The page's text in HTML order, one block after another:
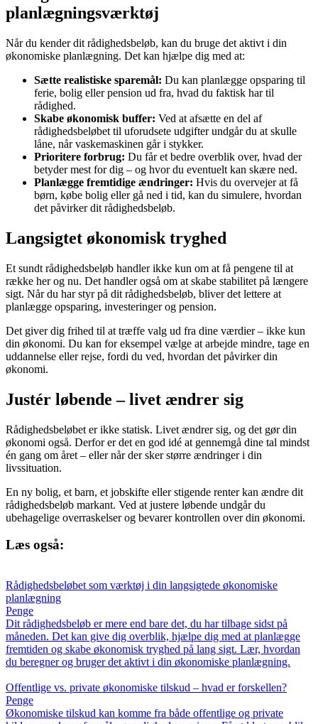
planlægningsværktøj
Når du kender dit rådighedsbeløb, kan du bruge det aktivt i din
økonomiske planlægning. Det kan hjælpe dig med at:
Sætte realistiske sparemål: Du kan planlægge opsparing til
ferie, bolig eller pension ud fra, hvad du faktisk har til
rådighed.
Skabe økonomisk buffer: Ved at afsætte en del af
rådighedsbeløbet til uforudsete udgifter undgår du at skulle
låne, når vaskemaskinen går i stykker.
Prioritere forbrug: Du får et bedre overblik over, hvad der
betyder mest for dig – og hvor du eventuelt kan skære ned.
Planlægge fremtidige ændringer: Hvis du overvejer at få
børn, købe bolig eller gå ned i tid, kan du simulere, hvordan
det påvirker dit rådighedsbeløb.
Langsigtet økonomisk tryghed
Et sundt rådighedsbeløb handler ikke kun om at få pengene til at
række her og nu. Det handler også om at skabe stabilitet på længere
sigt. Når du har styr på dit rådighedsbeløb, bliver det lettere at
planlægge opsparing, investeringer og pension.
Det giver dig frihed til at træffe valg ud fra dine værdier – ikke kun
din økonomi. Du kan for eksempel vælge at arbejde mindre, tage en
uddannelse eller rejse, fordi du ved, hvordan det påvirker din
økonomi.
Justér løbende – livet ændrer sig
Rådighedsbeløbet er ikke statisk. Livet ændrer sig, og det gør din
økonomi også. Derfor er det en god idé at gennemgå dine tal mindst
én gang om året – eller når der sker større ændringer i din
livssituation.
En ny bolig, et barn, et jobskifte eller stigende renter kan ændre dit
rådighedsbeløb markant. Ved at justere løbende undgår du
ubehagelige overraskelser og bevarer kontrollen over din økonomi.
Læs også:
Rådighedsbeløbet som værktøj i din langsigtede økonomiske
planlægning
Penge
Dit rådighedsbeløb er mere end bare det, du har tilbage sidst på
måneden. Det kan give dig overblik, hjælpe dig med at planlægge
fremtiden og skabe økonomisk tryghed på lang sigt. Lær, hvordan
du beregner og bruger det aktivt i din økonomiske planlægning.
Offentlige vs. private økonomiske tilskud – hvad er forskellen?
Penge
Økonomiske tilskud kan komme fra både offentlige og private